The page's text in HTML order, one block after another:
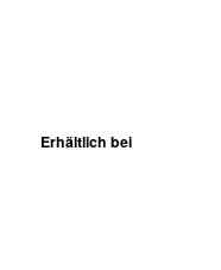
Erhältlich bei